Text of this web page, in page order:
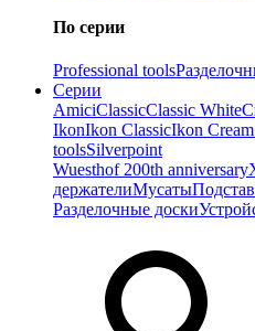
По серии
Professional tools
Серии
AmiciClassicClassic White
IkonIkon ClassiсIkon
toolsSilverpoint
Wuesthof 200th anniversary
держателиМусаты
Разделочные доски